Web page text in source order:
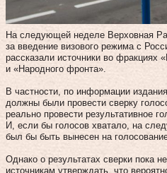
На следующей неделе Верховная
за введение визового режима с
рассказали источники во фракциях
и «Народного фронта».
В частности, по информации
должны были провести сверку
реально провести результативное
И, если бы голосов хватало, на
был бы быть вынесен на
Однако о результатах сверки пока
источникам утверждать, что